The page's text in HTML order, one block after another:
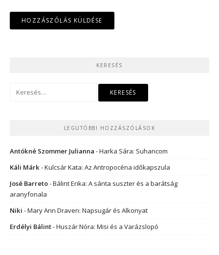
KERESÉS
LEGUTÓBBI HOZZÁSZÓLÁSOK
Antókné Szommer Julianna -Harka Sára: Suhancom
Káli Márk-Kulcsár Kata: Az Antropocéna időkapszula
José Barreto-Bálint Erika: A sánta suszter és a barátság
aranyfonala
Niki -Mary Ann Draven: Napsugár és Alkonyat
Erdélyi Bálint-Huszár Nóra: Misi és a Varázslopó